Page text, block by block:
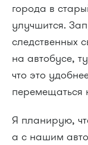
города в
улучшится.
следственных
на автобусе,
что это
Я планирую,
а с нашим